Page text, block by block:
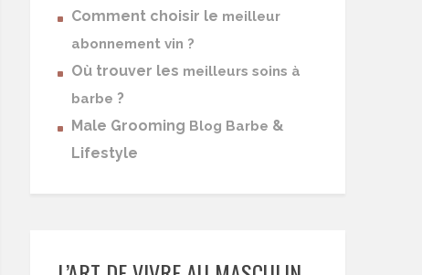
Comment choisir le meilleur
abonnement vin ?
Où trouver les meilleurs soins à
barbe ?
Male Grooming Blog Barbe &
Lifestyle